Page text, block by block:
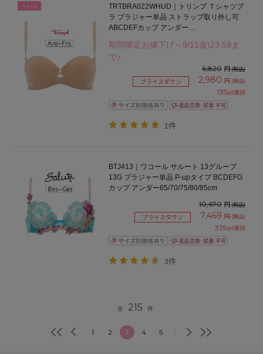
SALE
TRTBRA022WHUD｜トリンプ Ｔシャツブ
ラ ブラジャー単品 ストラップ取り外し可
ABCDEFカップ アンダー
期間限定お値下げ～9/11金)23:59ま
で♪
6,820 円(税込)
プライスダウン 2,980 円 (税込)
135pt獲得
1件
BTJ413｜ワコール サルート 13グループ
13G ブラジャー単品 P-upタイプ BCDEFG
カップ アンダー65/70/75/80/85cm
10,670 円(税込)
プライスダウン 7,469 円 (税込)
339pt獲得
3件
全 215 件
1 2 3 4 5